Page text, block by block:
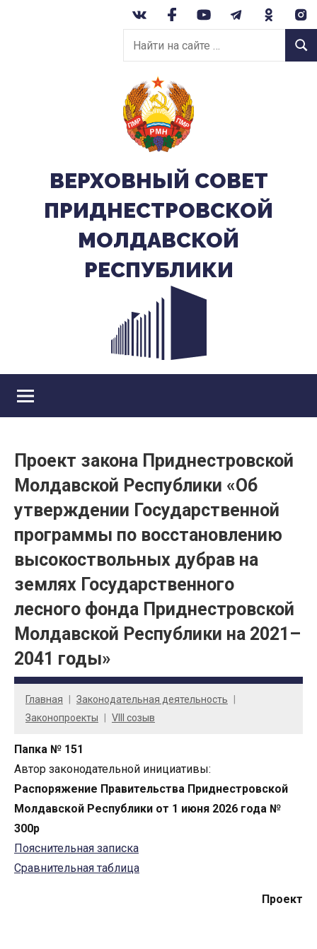
Найти
на
сайте:
ВЕРХОВНЫЙ CОВЕТ
ПРИДНЕСТРОВСКОЙ
МОЛДАВСКОЙ
РЕСПУБЛИКИ
Проект закона Приднестровской
Молдавской Республики «Об
утверждении Государственной
программы по восстановлению
высокоствольных дубрав на
землях Государственного
лесного фонда Приднестровской
Молдавской Республики на 2021–
2041 годы»
Главная
Законодательная деятельность
Законопроекты
VIII созыв
Папка № 151
Автор законодательной инициативы:
Распоряжение Правительства Приднестровской
Молдавской Республики от 1 июня 2026 года №
300р
Пояснительная записка
Сравнительная таблица
Проект